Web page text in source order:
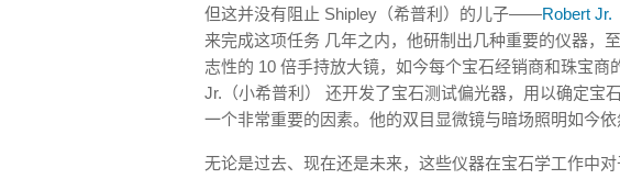
但这并没有阻止 Shipley（希普利）的儿子——Robert Jr.
来完成这项任务 几年之内，他研制出几种重要的仪器，
志性的 10 倍手持放大镜，如今每个宝石经销商和珠宝商
Jr.（小希普利） 还开发了宝石测试偏光器，用以确定宝
一个非常重要的因素。他的双目显微镜与暗场照明如今依
无论是过去、现在还是未来，这些仪器在宝石学工作中